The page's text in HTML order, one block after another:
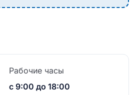
Рабочие часы
с 9:00 до 18:00